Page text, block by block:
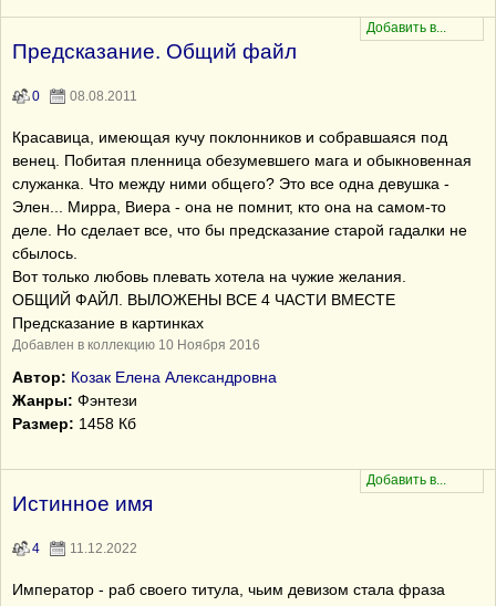
Предсказание. Общий файл
0 08.08.2011
Красавица, имеющая кучу поклонников и собравшаяся под
венец. Побитая пленница обезумевшего мага и обыкновенная
служанка. Что между ними общего? Это все одна девушка -
Элен... Мирра, Виера - она не помнит, кто она на самом-то
деле. Но сделает все, что бы предсказание старой гадалки не
сбылось.
Вот только любовь плевать хотела на чужие желания.
ОБЩИЙ ФАЙЛ. ВЫЛОЖЕНЫ ВСЕ 4 ЧАСТИ ВМЕСТЕ
Предсказание в картинках
Добавлен в коллекцию 10 Ноября 2016
Автор: Козак Елена Александровна
Жанры: Фэнтези
Размер: 1458 Кб
Истинное имя
4 11.12.2022
Император - раб своего титула, чьим девизом стала фраза